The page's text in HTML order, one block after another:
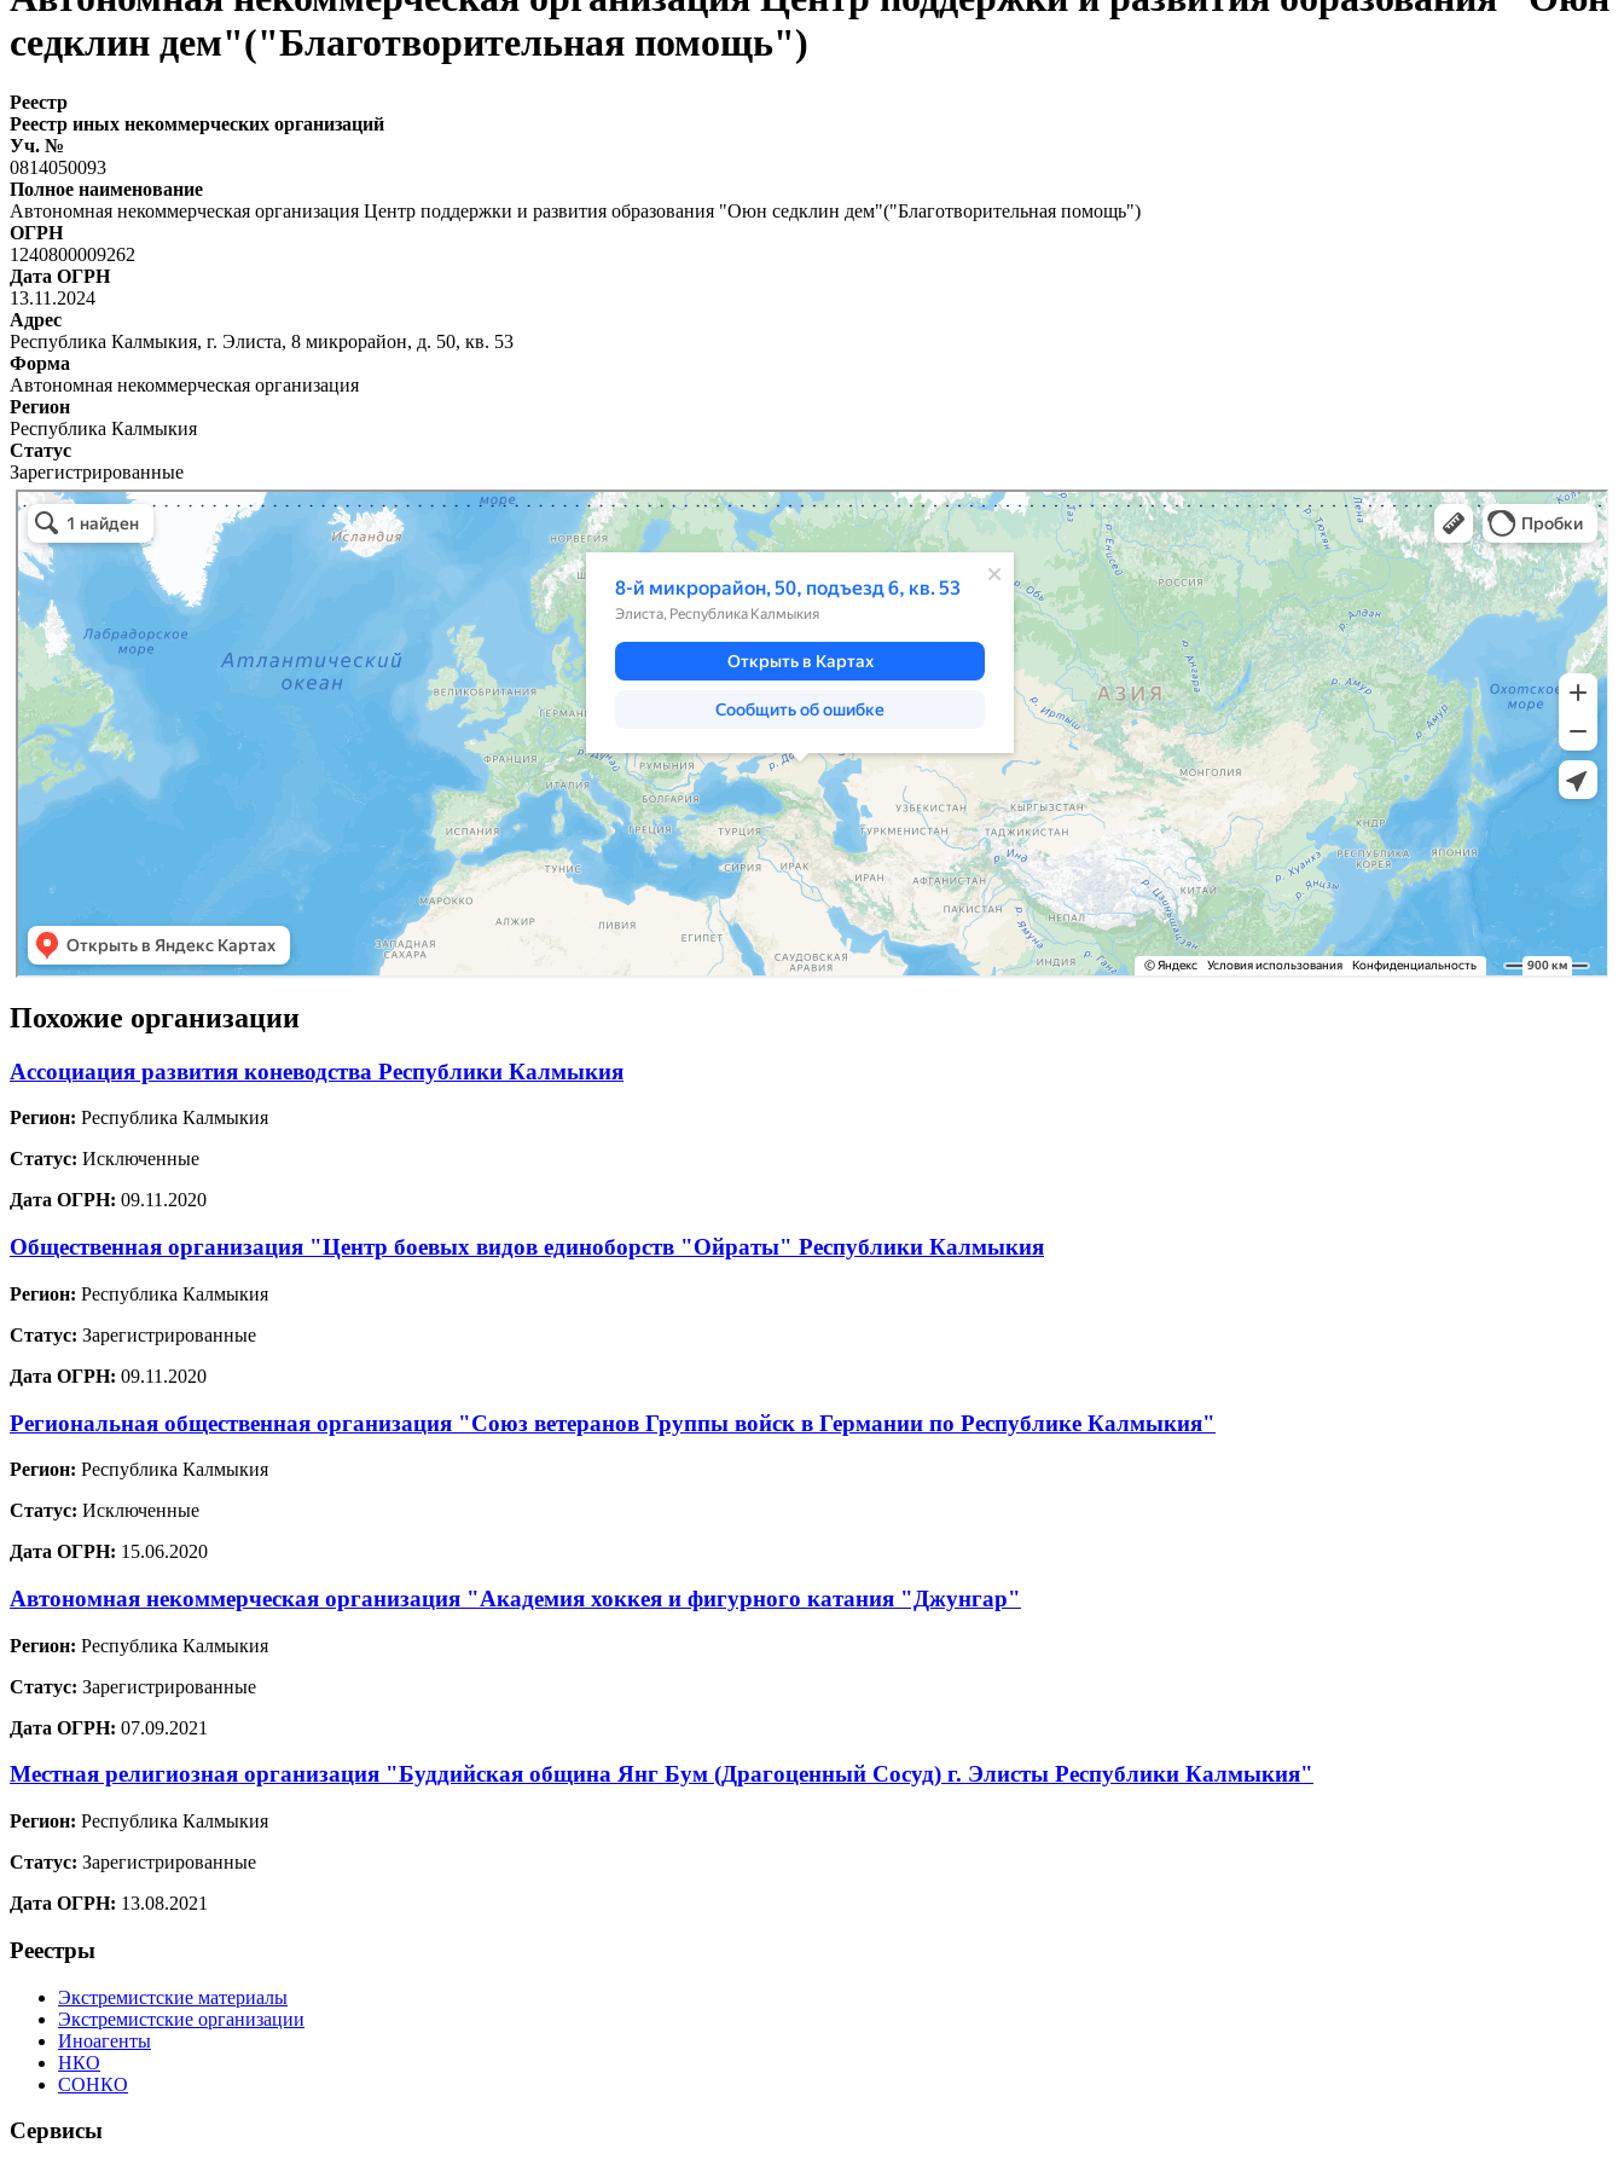
седклин дем"("Благотворительная помощь")
Реестр
Реестр иных некоммерческих организаций
Уч. №
0814050093
Полное наименование
Автономная некоммерческая организация Центр поддержки и развития образования "Оюн седклин дем"("Благотворительная помощь")
ОГРН
1240800009262
Дата ОГРН
13.11.2024
Адрес
Республика Калмыкия, г. Элиста, 8 микрорайон, д. 50, кв. 53
Форма
Автономная некоммерческая организация
Регион
Республика Калмыкия
Статус
Зарегистрированные
Похожие организации
Ассоциация развития коневодства Республики Калмыкия
Регион: Республика Калмыкия
Статус: Исключенные
Дата ОГРН: 09.11.2020
Общественная организация "Центр боевых видов единоборств "Ойраты" Республики Калмыкия
Регион: Республика Калмыкия
Статус: Зарегистрированные
Дата ОГРН: 09.11.2020
Региональная общественная организация "Союз ветеранов Группы войск в Германии по Республике Калмыкия"
Регион: Республика Калмыкия
Статус: Исключенные
Дата ОГРН: 15.06.2020
Автономная некоммерческая организация "Академия хоккея и фигурного катания "Джунгар"
Регион: Республика Калмыкия
Статус: Зарегистрированные
Дата ОГРН: 07.09.2021
Местная религиозная организация "Буддийская община Янг Бум (Драгоценный Сосуд) г. Элисты Республики Калмыкия"
Регион: Республика Калмыкия
Статус: Зарегистрированные
Дата ОГРН: 13.08.2021
Реестры
Экстремистские материалы
Экстремистские организации
Иноагенты
НКО
СОНКО
Сервисы